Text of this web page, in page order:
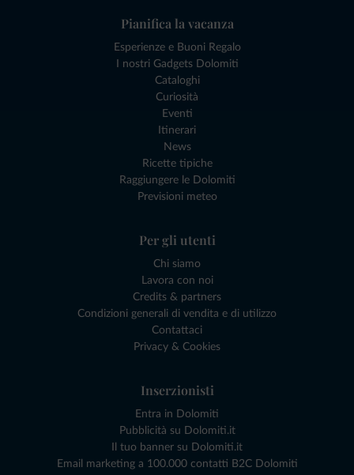
Pianifica la vacanza
Esperienze e Buoni Regalo
I nostri Gadgets Dolomiti
Cataloghi
Curiosità
Eventi
Itinerari
News
Ricette tipiche
Raggiungere le Dolomiti
Previsioni meteo
Per gli utenti
Chi siamo
Lavora con noi
Credits & partners
Condizioni generali di vendita e di utilizzo
Contattaci
Privacy & Cookies
Inserzionisti
Entra in Dolomiti
Pubblicità su Dolomiti.it
Il tuo banner su Dolomiti.it
Email marketing a 100.000 contatti B2C Dolomiti